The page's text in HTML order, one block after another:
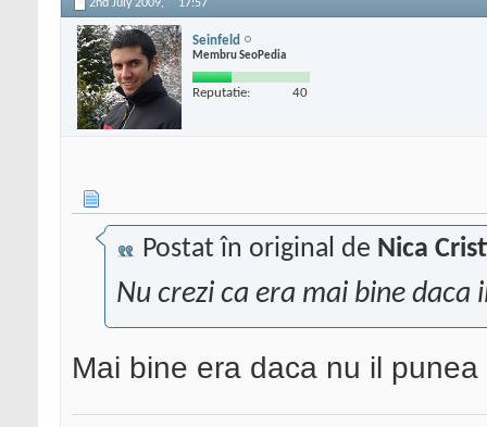
2nd July 2009, 17:57
Seinfeld
Membru SeoPedia
Reputatie: 40
Postat în original de Nica
Nu crezi ca era mai bine daca
Mai bine era daca nu il